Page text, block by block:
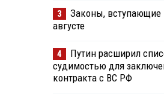
3
Законы, вступающие
августе
4
Путин расширил
судимостью для
контракта с ВС РФ